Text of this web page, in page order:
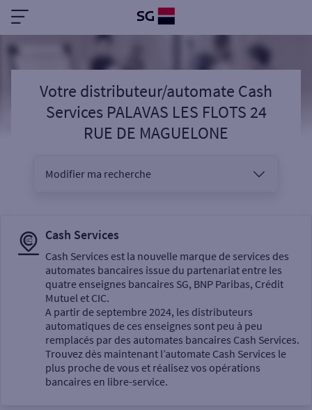
Votre distributeur/automate Cash
Services PALAVAS LES FLOTS 24
RUE DE MAGUELONE
Modifier ma recherche
Sélectionnez votre recherche
Un service
Cash Services
Cash Services est la nouvelle marque de services des
automates bancaires issue du partenariat entre les
quatre enseignes bancaires SG, BNP Paribas, Crédit
Mutuel et CIC.
A partir de septembre 2024, les distributeurs
automatiques de ces enseignes sont peu à peu
remplacés par des automates bancaires Cash Services.
Trouvez dès maintenant l’automate Cash Services le
plus proche de vous et réalisez vos opérations
bancaires en libre-service.